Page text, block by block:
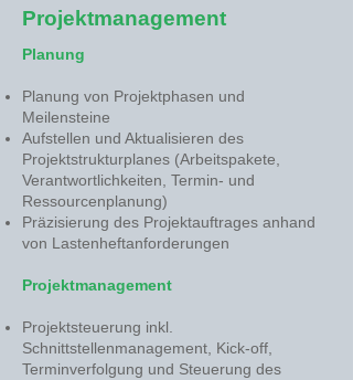
Projektmanagement
Planung
Planung von Projektphasen und
Meilensteine
Aufstellen und Aktualisieren des
Projektstrukturplanes (Arbeitspakete,
Verantwortlichkeiten, Termin- und
Ressourcenplanung)
Präzisierung des Projektauftrages anhand
von Lastenheftanforderungen
Projektmanagement
Projektsteuerung inkl.
Schnittstellenmanagement, Kick-off,
Terminverfolgung und Steuerung des